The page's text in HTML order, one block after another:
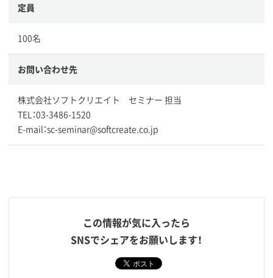
定員
100名
お問い合わせ先
株式会社ソフトクリエイト セミナー 担当
TEL：03-3486-1520
E-mail：sc-seminar@softcreate.co.jp
この情報が気に入ったら
SNSでシェアをお願いします！